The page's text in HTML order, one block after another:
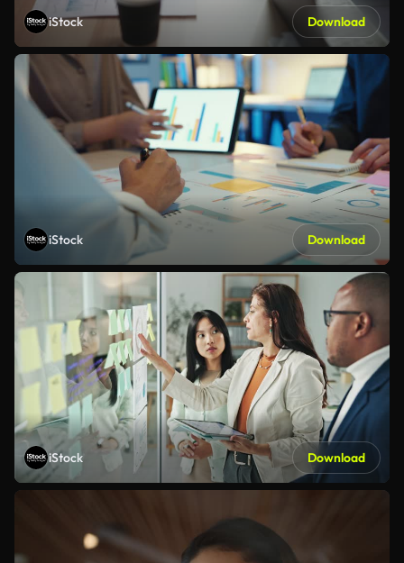
iStock Download
iStock Download
iStock Download